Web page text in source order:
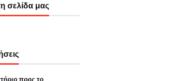
σελίδα μας
προς το